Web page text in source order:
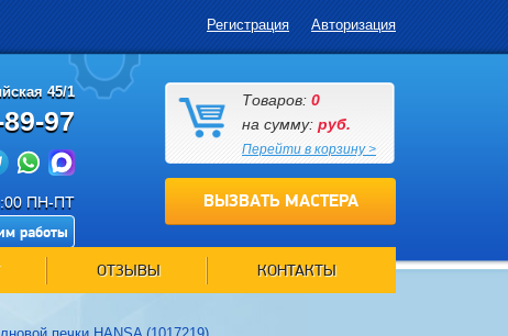
Регистрация Авторизация
45/1
97
ПН-ПТ
работы
Товаров: 0
на сумму: руб.
Перейти в корзину >
ВЫЗВАТЬ МАСТЕРА
ОТЗЫВЫ КОНТАКТЫ